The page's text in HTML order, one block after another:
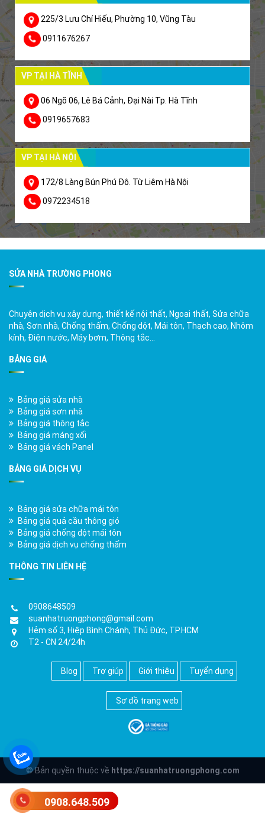
225/3 Lưu Chí Hiếu, Phường 10, Vũng Tàu
0911676267
VP TẠI HÀ TĨNH
06 Ngõ 06, Lê Bá Cảnh, Đại Nài Tp. Hà Tĩnh
0919657683
VP TẠI HÀ NỘI
172/8 Làng Bún Phú Đô. Từ Liêm Hà Nội
0972234518
SỬA NHÀ TRƯỜNG PHONG
Chuyên dịch vụ xây dựng, thiết kế nội thất, Ngoại thất, Sửa chữa
nhà, Sơn nhà, Chống thấm, Chống dột, Mái tôn, Thạch cao, Nhôm
kính, Điện nước, Máy bơm, Thông tắc…
BẢNG GIÁ
Bảng giá sửa nhà
Bảng giá sơn nhà
Bảng giá thông tắc
Bảng giá máng xối
Bảng giá vách Panel
BẢNG GIÁ DỊCH VỤ
Bảng giá sửa chữa mái tôn
Bảng giá quả cầu thông gió
Bảng giá chống dột mái tôn
Bảng giá dịch vụ chống thấm
THÔNG TIN LIÊN HỆ
0908648509
suanhatruongphong@gmail.com
Hẻm số 3, Hiệp Bình Chánh, Thủ Đức, TP.HCM
T2 - CN 24/24h
Blog Trợ giúp Giới thiệu Tuyển dụng
Sơ đồ trang web
© Bản quyền thuộc về https://suanhatruongphong.com
0908.648.509